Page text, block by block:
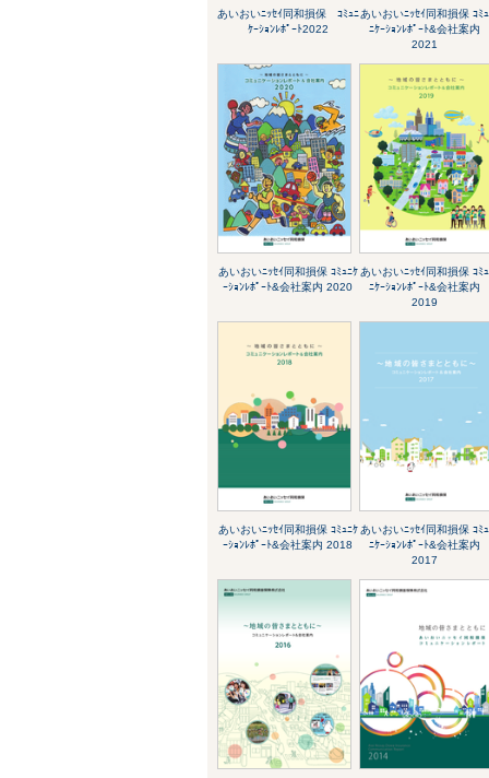
あいおいﾆｯｾｲ同和損保 ｺﾐｭﾆ
ｹｰｼｮﾝﾚﾎﾟｰﾄ2022
あいおいﾆｯｾｲ同和損保 ｺﾐｭ
ﾆｹｰｼｮﾝﾚﾎﾟｰﾄ&会社案内
2021
あいおいﾆｯｾｲ同和損保 ｺﾐｭﾆｹ
ｰｼｮﾝﾚﾎﾟｰﾄ&会社案内 2020
あいおいﾆｯｾｲ同和損保 ｺﾐｭ
ﾆｹｰｼｮﾝﾚﾎﾟｰﾄ&会社案内
2019
あいおいﾆｯｾｲ同和損保 ｺﾐｭﾆｹ
ｰｼｮﾝﾚﾎﾟｰﾄ&会社案内 2018
あいおいﾆｯｾｲ同和損保 ｺﾐｭ
ﾆｹｰｼｮﾝﾚﾎﾟｰﾄ&会社案内
2017